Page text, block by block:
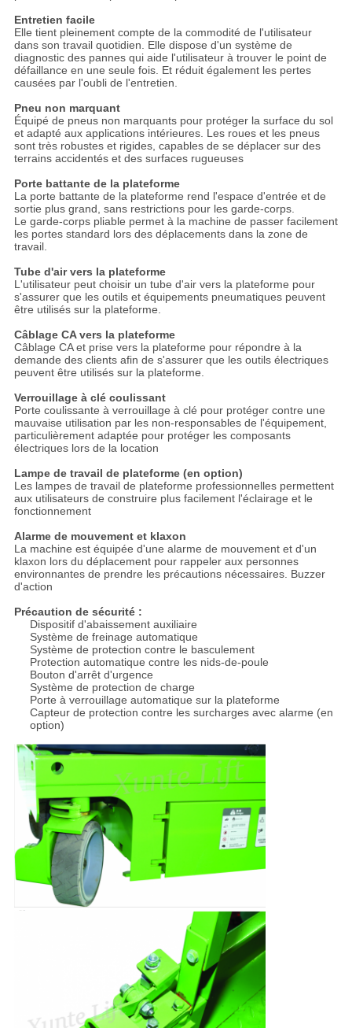
Entretien facile
Elle tient pleinement compte de la commodité de l'utilisateur
dans son travail quotidien. Elle dispose d'un système de
diagnostic des pannes qui aide l'utilisateur à trouver le point de
défaillance en une seule fois. Et réduit également les pertes
causées par l'oubli de l'entretien.
Pneu non marquant
Équipé de pneus non marquants pour protéger la surface du sol
et adapté aux applications intérieures. Les roues et les pneus
sont très robustes et rigides, capables de se déplacer sur des
terrains accidentés et des surfaces rugueuses
Porte battante de la plateforme
La porte battante de la plateforme rend l'espace d'entrée et de
sortie plus grand, sans restrictions pour les garde-corps.
Le garde-corps pliable permet à la machine de passer facilement
les portes standard lors des déplacements dans la zone de
travail.
Tube d'air vers la plateforme
L'utilisateur peut choisir un tube d'air vers la plateforme pour
s'assurer que les outils et équipements pneumatiques peuvent
être utilisés sur la plateforme.
Câblage CA vers la plateforme
Câblage CA et prise vers la plateforme pour répondre à la
demande des clients afin de s'assurer que les outils électriques
peuvent être utilisés sur la plateforme.
Verrouillage à clé coulissant
Porte coulissante à verrouillage à clé pour protéger contre une
mauvaise utilisation par les non-responsables de l'équipement,
particulièrement adaptée pour protéger les composants
électriques lors de la location
Lampe de travail de plateforme (en option)
Les lampes de travail de plateforme professionnelles permettent
aux utilisateurs de construire plus facilement l'éclairage et le
fonctionnement
Alarme de mouvement et klaxon
La machine est équipée d'une alarme de mouvement et d'un
klaxon lors du déplacement pour rappeler aux personnes
environnantes de prendre les précautions nécessaires. Buzzer
d'action
Précaution de sécurité :
Dispositif d'abaissement auxiliaire
Système de freinage automatique
Système de protection contre le basculement
Protection automatique contre les nids-de-poule
Bouton d'arrêt d'urgence
Système de protection de charge
Porte à verrouillage automatique sur la plateforme
Capteur de protection contre les surcharges avec alarme (en
option)